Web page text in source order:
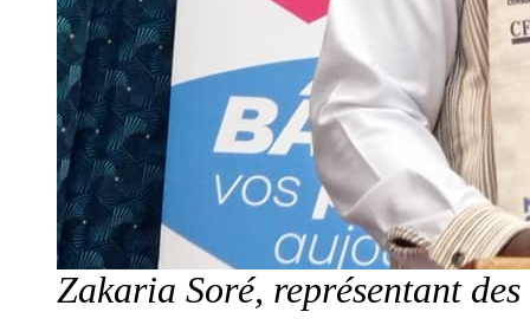
Zakaria Soré, représentant